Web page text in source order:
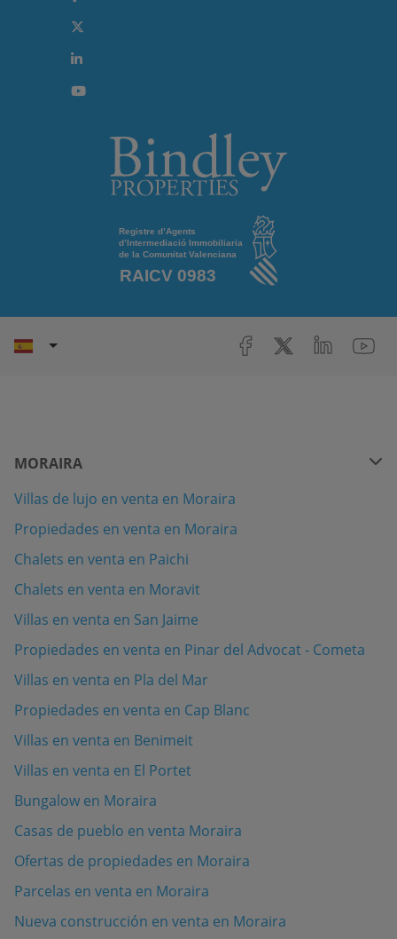
MORAIRA
Villas de lujo en venta en Moraira
Propiedades en venta en Moraira
Chalets en venta en Paichi
Chalets en venta en Moravit
Villas en venta en San Jaime
Propiedades en venta en Pinar del Advocat - Cometa
Villas en venta en Pla del Mar
Propiedades en venta en Cap Blanc
Villas en venta en Benimeit
Villas en venta en El Portet
Bungalow en Moraira
Casas de pueblo en venta Moraira
Ofertas de propiedades en Moraira
Parcelas en venta en Moraira
Nueva construcción en venta en Moraira